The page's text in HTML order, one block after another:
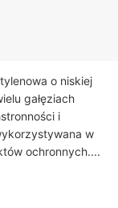
o niskiej
gałęziach
i
w
ochronnych....